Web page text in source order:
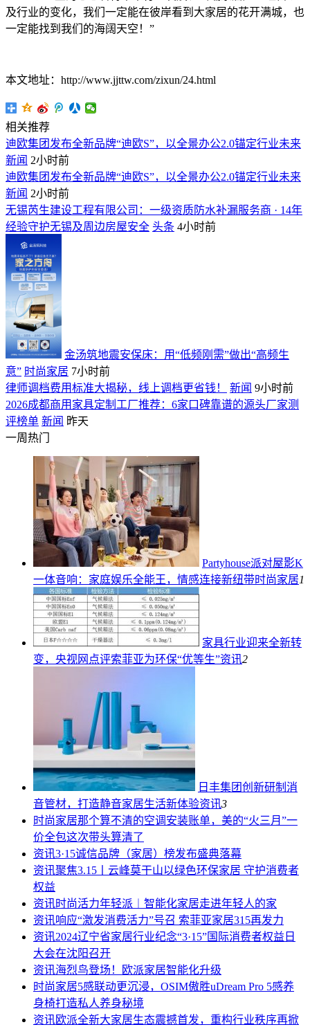
及行业的变化，我们一定能在彼岸看到大家居的花开满城，也
一定能找到我们的海阔天空！”
本文地址：http://www.jjttw.com/zixun/24.html
相关推荐
迪欧集团发布全新品牌“迪欧S”，以全景办公2.0锚定行业未来
新闻 2小时前
迪欧集团发布全新品牌“迪欧S”，以全景办公2.0锚定行业未来
新闻 2小时前
无锡芮生建设工程有限公司：一级资质防水补漏服务商 · 14年
经验守护无锡及周边房屋安全 头条 4小时前
金汤筑地震安保床：用“低频刚需”做出“高频生
意” 时尚家居 7小时前
律师调档费用标准大揭秘，线上调档更省钱！
新闻 9小时前
2026成都商用家具定制工厂推荐：6家口碑靠谱的源头厂家测
评榜单 新闻 昨天
一周热门
Partyhouse派对屋影K
一体音响：家庭娱乐全能王，情感连接新纽带时尚家居1
家具行业迎来全新转
变，央视网点评索菲亚为环保“优等生”资讯2
日丰集团创新研制消
音管材，打造静音家居生活新体验资讯3
时尚家居那个算不清的空调安装账单，美的“火三月”一
价全包这次带头算清了
资讯3·15诚信品牌（家居）榜发布盛典落幕
资讯聚焦3.15丨云峰莫干山以绿色环保家居 守护消费者
权益
资讯时尚活力年轻派︱智能化家居走进年轻人的家
资讯响应“激发消费活力”号召 索菲亚家居315再发力
资讯2024辽宁省家居行业纪念“3·15”国际消费者权益日
大会在沈阳召开
资讯海烈鸟登场！欧派家居智能化升级
时尚家居5感联动更沉浸，OSIM傲胜uDream Pro 5感养
身椅打造私人养身秘境
资讯欧派全新大家居生态震撼首发，重构行业秩序再掀